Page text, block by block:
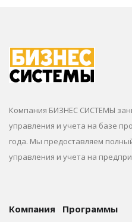
Компания БИЗНЕС СИСТЕМЫ
управления и учета на базе
года. Мы предоставляем
управления и учета на
Компания
Программы